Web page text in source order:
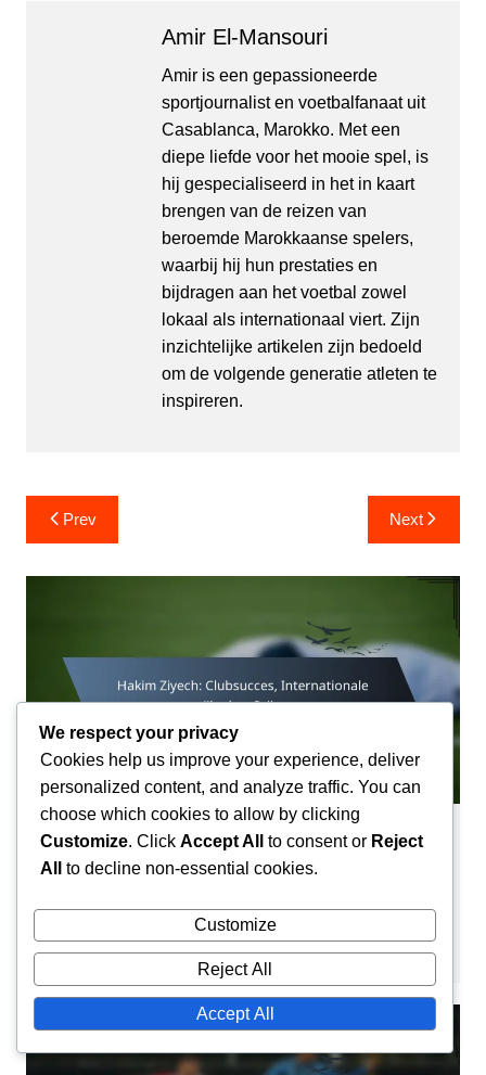
Amir El-Mansouri
Amir is een gepassioneerde
sportjournalist en voetbalfanaat uit
Casablanca, Marokko. Met een
diepe liefde voor het mooie spel, is
hij gespecialiseerd in het in kaart
brengen van de reizen van
beroemde Marokkaanse spelers,
waarbij hij hun prestaties en
bijdragen aan het voetbal zowel
lokaal als internationaal viert. Zijn
inzichtelijke artikelen zijn bedoeld
om de volgende generatie atleten te
inspireren.
Post
navigation
Prev Next
Carrière Hoogtepunten
Internationale mijlpalen, Prijzen
Amir El-Mansouri 04/03/2026 0
We respect your privacy
Cookies help us improve your experience, deliver
personalized content, and analyze traffic. You can
choose which cookies to allow by clicking
Customize. Click Accept All to consent or Reject
All
to decline non-essential cookies.
Customize
Reject All
Accept All